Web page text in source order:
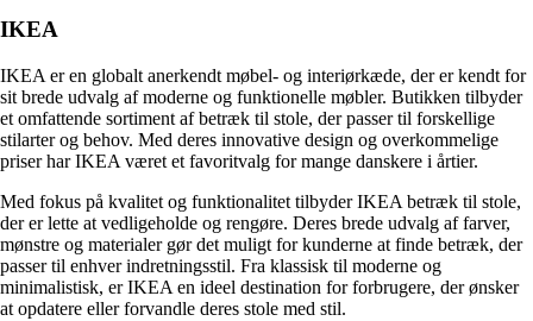
IKEA
IKEA er en globalt anerkendt møbel- og interiørkæde, der er kendt for
sit brede udvalg af moderne og funktionelle møbler. Butikken tilbyder
et omfattende sortiment af betræk til stole, der passer til forskellige
stilarter og behov. Med deres innovative design og overkommelige
priser har IKEA været et favoritvalg for mange danskere i årtier.
Med fokus på kvalitet og funktionalitet tilbyder IKEA betræk til stole,
der er lette at vedligeholde og rengøre. Deres brede udvalg af farver,
mønstre og materialer gør det muligt for kunderne at finde betræk, der
passer til enhver indretningsstil. Fra klassisk til moderne og
minimalistisk, er IKEA en ideel destination for forbrugere, der ønsker
at opdatere eller forvandle deres stole med stil.